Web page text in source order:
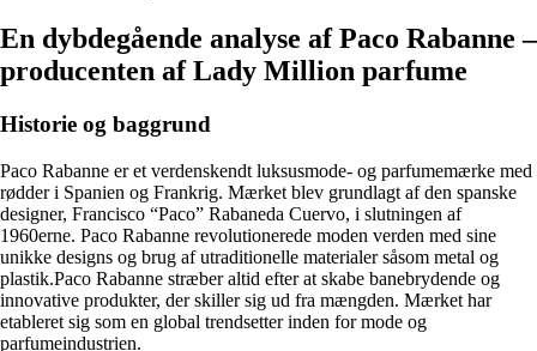
En dybdegående analyse af Paco Rabanne –
producenten af Lady Million parfume
Historie og baggrund
Paco Rabanne er et verdenskendt luksusmode- og parfumemærke med
rødder i Spanien og Frankrig. Mærket blev grundlagt af den spanske
designer, Francisco “Paco” Rabaneda Cuervo, i slutningen af
1960erne. Paco Rabanne revolutionerede moden verden med sine
unikke designs og brug af utraditionelle materialer såsom metal og
plastik.Paco Rabanne stræber altid efter at skabe banebrydende og
innovative produkter, der skiller sig ud fra mængden. Mærket har
etableret sig som en global trendsetter inden for mode og
parfumeindustrien.